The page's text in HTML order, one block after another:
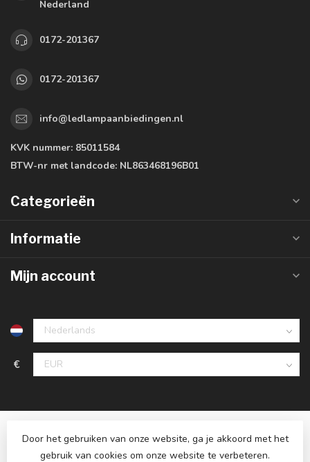
Nederland
0172-201367
0172-201367
info@ledlampaanbiedingen.nl
KVK nummer: 85011584
BTW-nr met landcode: NL863468196B01
Categorieën
Informatie
Mijn account
€
Door het gebruiken van onze website, ga je akkoord met het
gebruik van cookies om onze website te verbeteren.